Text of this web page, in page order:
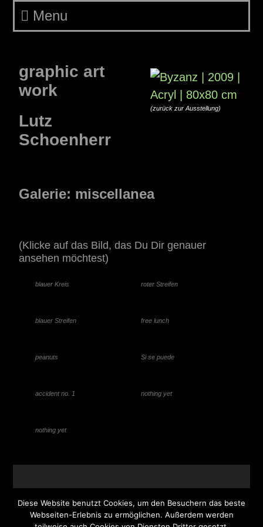
Menu
(zurück zur Ausstellung)
graphic art
work
Lutz
Schoenherr
Galerie: miscellanea
(Klicke auf das Bild, das Du Dir genauer
ansehen möchtest)
blauer Kreis roter Streifen
blauer Streifen free lunch
peanuts Si se puede
accident no. 1 nothing yet
nothing yet
Diese Website benutzt Cookies, um den Besuchern das beste
Webseiten-Erlebnis zu ermöglichen. Außerdem werden